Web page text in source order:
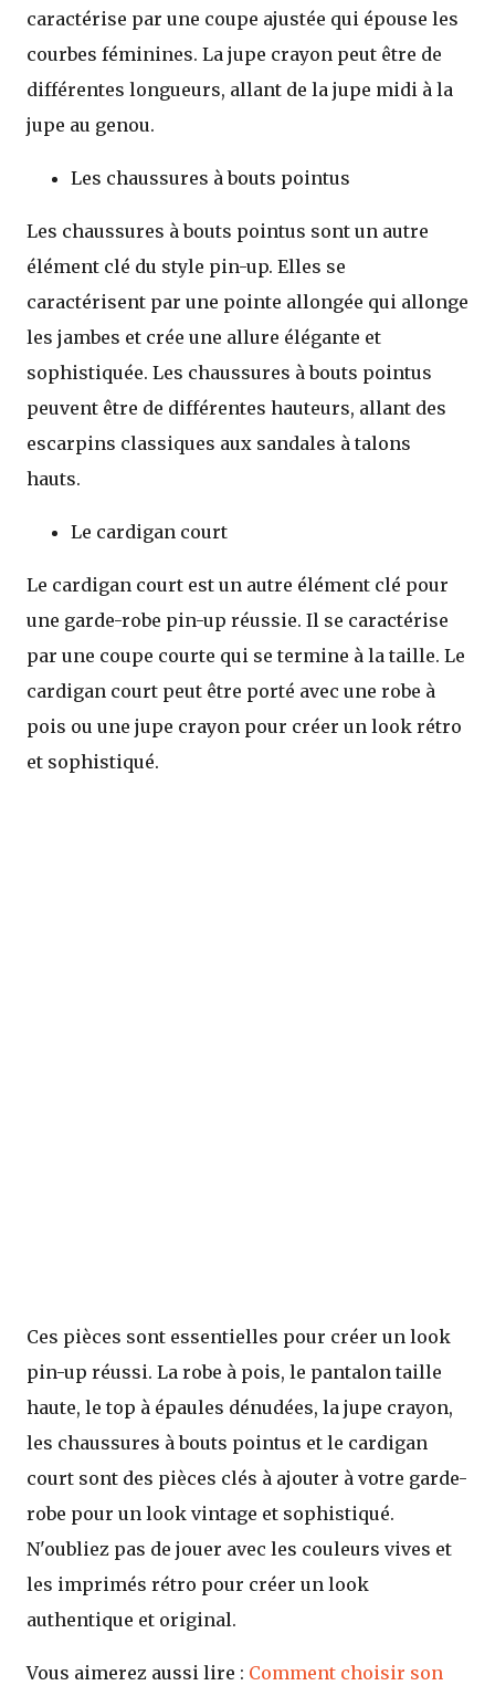
caractérise par une coupe ajustée qui épouse les
courbes féminines. La jupe crayon peut être de
différentes longueurs, allant de la jupe midi à la
jupe au genou.
Les chaussures à bouts pointus
Les chaussures à bouts pointus sont un autre
élément clé du style pin-up. Elles se
caractérisent par une pointe allongée qui allonge
les jambes et crée une allure élégante et
sophistiquée. Les chaussures à bouts pointus
peuvent être de différentes hauteurs, allant des
escarpins classiques aux sandales à talons
hauts.
Le cardigan court
Le cardigan court est un autre élément clé pour
une garde-robe pin-up réussie. Il se caractérise
par une coupe courte qui se termine à la taille. Le
cardigan court peut être porté avec une robe à
pois ou une jupe crayon pour créer un look rétro
et sophistiqué.
Ces pièces sont essentielles pour créer un look
pin-up réussi. La robe à pois, le pantalon taille
haute, le top à épaules dénudées, la jupe crayon,
les chaussures à bouts pointus et le cardigan
court sont des pièces clés à ajouter à votre garde-
robe pour un look vintage et sophistiqué.
N'oubliez pas de jouer avec les couleurs vives et
les imprimés rétro pour créer un look
authentique et original.
Vous aimerez aussi lire : Comment choisir son